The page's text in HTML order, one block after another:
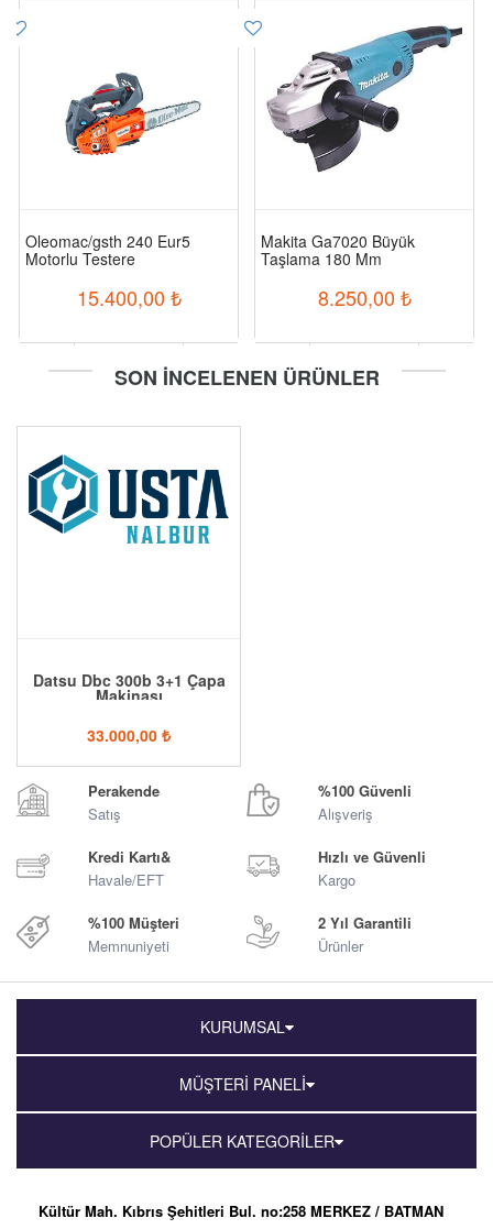
Oleomac/gsth 240 Eur5
Motorlu Testere
15.400,00 ₺
Makita Ga7020 Büyük
Taşlama 180 Mm
8.250,00 ₺
SON İNCELENEN ÜRÜNLER
Datsu Dbc 300b 3+1 Çapa
Makinası
33.000,00 ₺
Perakende
Satış
%100 Güvenli
Alışveriş
Kredi Kartı&
Havale/EFT
Hızlı ve Güvenli
Kargo
%100 Müşteri
Memnuniyeti
2 Yıl Garantili
Ürünler
KURUMSAL
MÜŞTERİ PANELİ
POPÜLER KATEGORİLER
Kültür Mah. Kıbrıs Şehitleri Bul. no:258 MERKEZ / BATMAN